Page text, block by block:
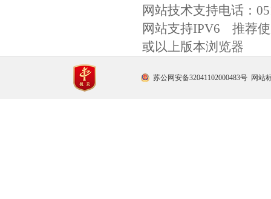
网站技术支持电话：
网站支持IPV6 推荐使
或以上版本浏览器
苏公网安备32041102000483号 网站